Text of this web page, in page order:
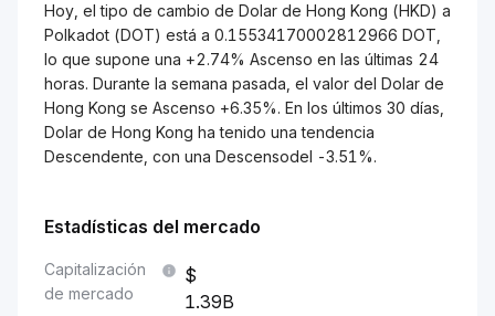
Hoy, el tipo de cambio de Dolar de Hong Kong (HKD) a
Polkadot (DOT) está a 0.15534170002812966 DOT,
lo que supone una +2.74% Ascenso en las últimas 24
horas. Durante la semana pasada, el valor del Dolar de
Hong Kong se Ascenso +6.35%. En los últimos 30 días,
Dolar de Hong Kong ha tenido una tendencia
Descendente, con una Descensodel -3.51%.
Estadísticas del mercado
Capitalización
de mercado
1.39B